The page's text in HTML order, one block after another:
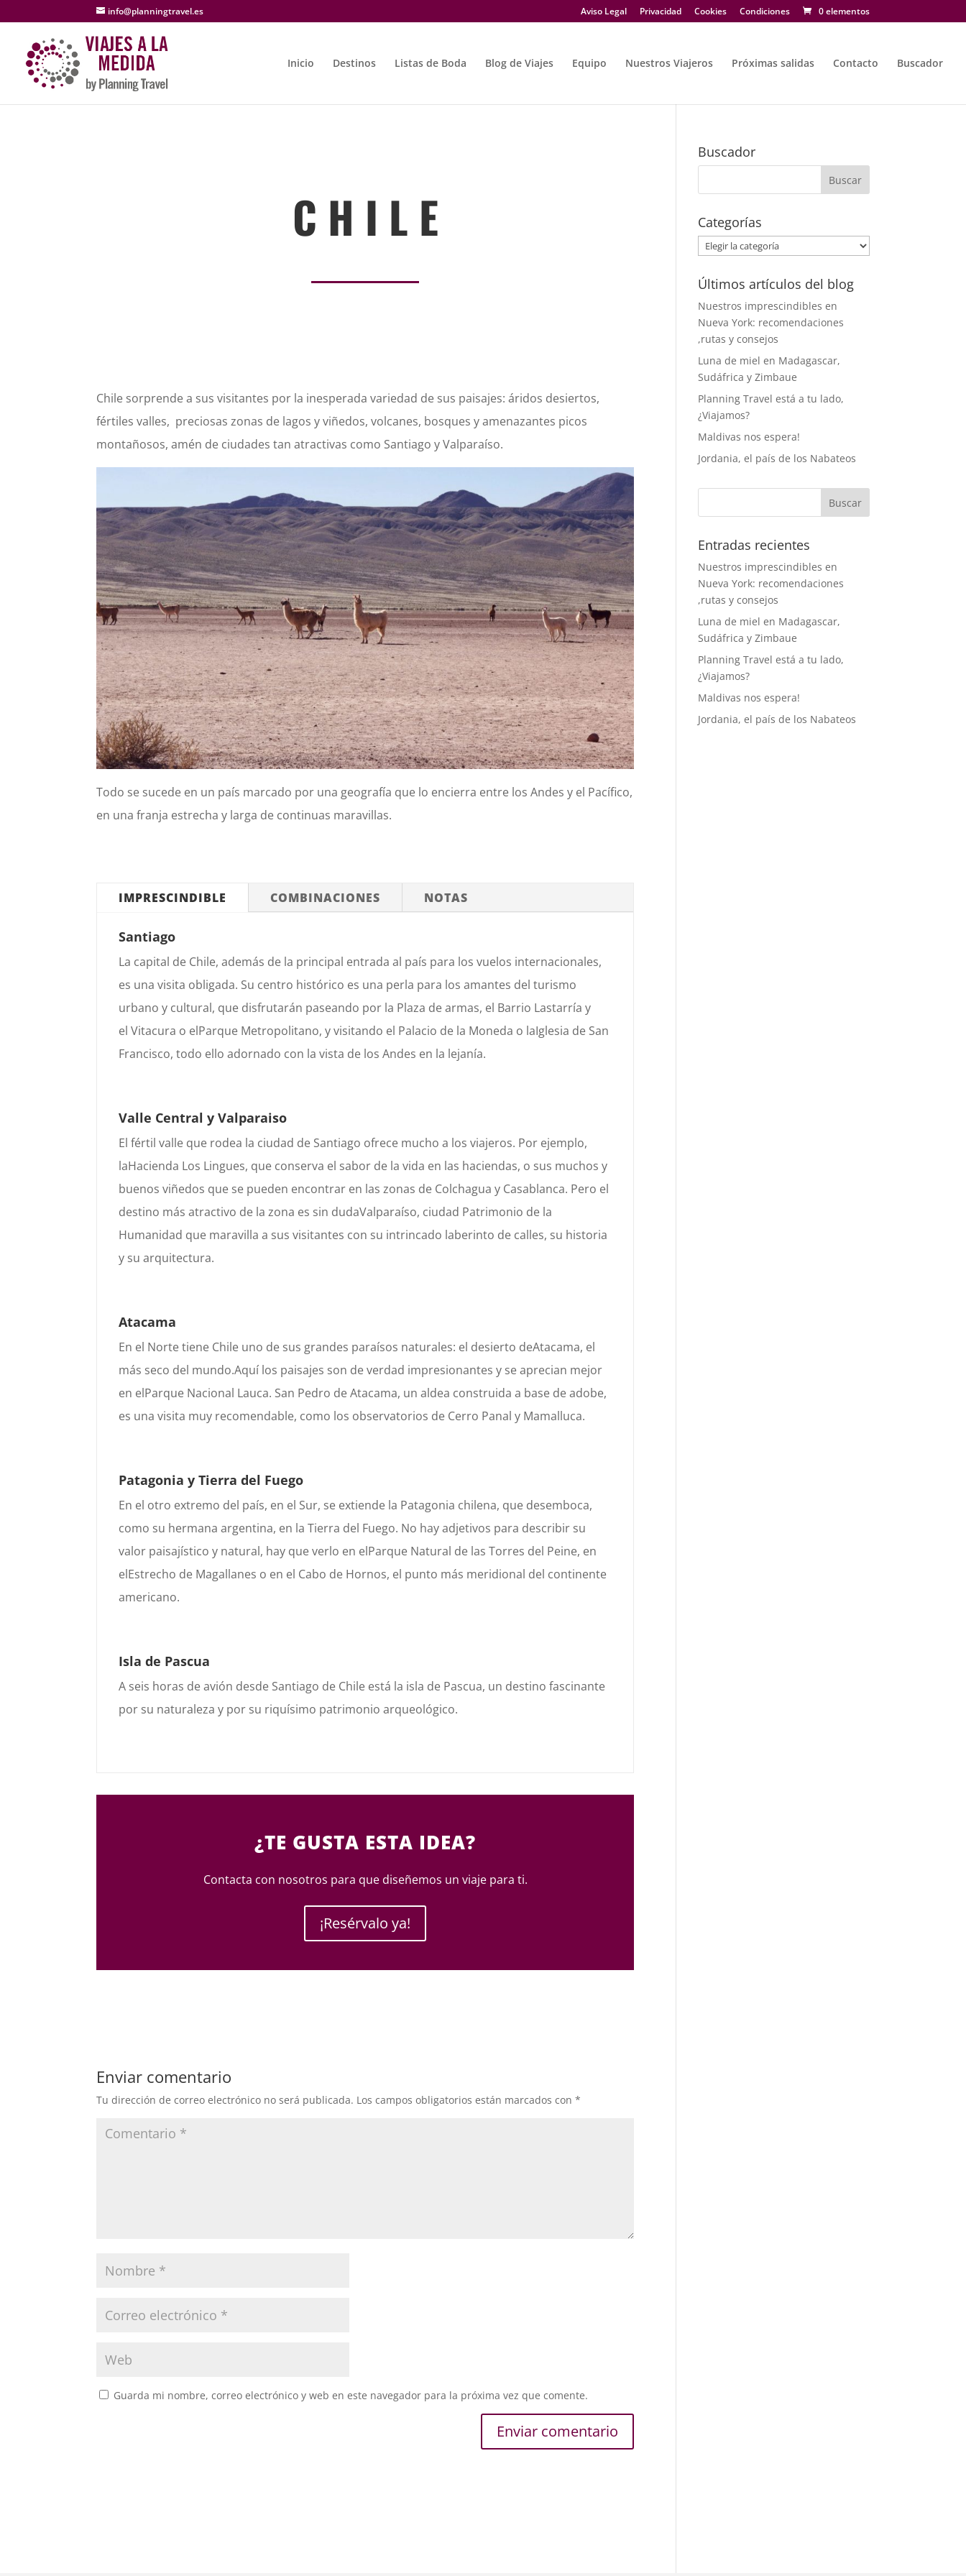
info@planningtravel.es Aviso Legal Privacidad Cookies Condiciones 0 elementos
Inicio Destinos Listas de Boda Blog de Viajes Equipo Nuestros Viajeros Próximas salidas Contacto Buscador
C H I L E
Chile sorprende a sus visitantes por la inesperada variedad de sus paisajes: áridos desiertos,
fértiles valles, preciosas zonas de lagos y viñedos, volcanes, bosques y amenazantes picos
montañosos, amén de ciudadestan atractivas como Santiago y Valparaíso.
Todo se sucede en un país marcado por una geografía que lo encierra entre los Andes y el Pacífico,
en una franja estrecha y larga de continuas maravillas.
IMPRESCINDIBLE COMBINACIONES NOTAS
Santiago
La capital de Chile, además de la principal entrada al país para los vuelos internacionales,
es una visita obligada. Su centro histórico es una perla para los amantes del turismo
urbano y cultural, que disfrutarán paseando por la Plaza de armas, el Barrio Lastarríay
elVitacura o elParque Metropolitano, y visitando el Palacio de la Moneda o laIglesia de San
Francisco, todo ello adornado con la vista de los Andes en la lejanía.
Valle Central y Valparaiso
El fértil valle que rodea la ciudad de Santiago ofrece mucho a los viajeros. Por ejemplo,
laHacienda Los Lingues, que conserva el sabor de la vida en las haciendas, o sus muchos y
buenos viñedos que se pueden encontrar en las zonas de Colchaguay Casablanca. Pero el
destino más atractivo de la zona es sin dudaValparaíso, ciudad Patrimonio de la
Humanidad que maravilla a sus visitantes con su intrincado laberinto de calles, su historia
y su arquitectura.
Atacama
En el Norte tiene Chile uno de sus grandes paraísos naturales: el desierto deAtacama, el
más seco del mundo.Aquí los paisajes son de verdad impresionantes y se aprecian mejor
en elParque Nacional Lauca. San Pedro de Atacama, un aldea construida a base de adobe,
es una visita muy recomendable, como los observatorios de Cerro Panaly Mamalluca.
Patagonia y Tierra del Fuego
En el otro extremo del país, en el Sur, se extiende la Patagonia chilena, que desemboca,
como su hermanaargentina, en la Tierra del Fuego. No hay adjetivos para describir su
valor paisajístico y natural, hay que verlo en elParque Natural de las Torres del Peine, en
elEstrecho de Magallanes o en el Cabo de Hornos, el punto más meridional del continente
americano.
Isla de Pascua
A seis horas de avión desde Santiago de Chile está la isla de Pascua, un destino fascinante
por su naturaleza y por su riquísimo patrimonio arqueológico.
¿TE GUSTA ESTA IDEA?
Contacta con nosotros para que diseñemos un viaje para ti.
¡Resérvalo ya!
Enviar comentario
Tu dirección de correo electrónico no será publicada. Los campos obligatorios están marcados con*
Guarda mi nombre, correo electrónico y web en este navegador para la próxima vez que comente.
Buscador
Categorías
Categorías
Últimos artículos del blog
Nuestros imprescindibles en
Nueva York: recomendaciones
,rutas y consejos
Luna de miel en Madagascar,
Sudáfrica y Zimbaue
Planning Travel está a tu lado,
¿Viajamos?
Maldivas nos espera!
Jordania, el país de los Nabateos
Entradas recientes
Nuestros imprescindibles en
Nueva York: recomendaciones
,rutas y consejos
Luna de miel en Madagascar,
Sudáfrica y Zimbaue
Planning Travel está a tu lado,
¿Viajamos?
Maldivas nos espera!
Jordania, el país de los Nabateos